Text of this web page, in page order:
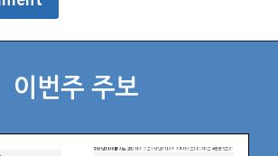
이번주 주보